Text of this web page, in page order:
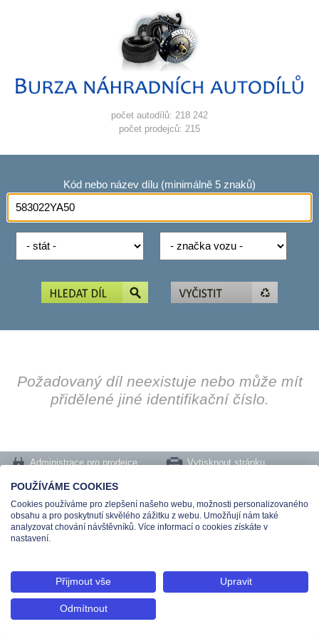
počet autodílů: 218 242
počet prodejců: 215
Kód nebo název dílu (minimálně 5 znaků)
Požadovaný díl neexistuje nebo může mít
přidělené jiné identifikační číslo.
Administrace pro prodejce
Vytisknout stránku
Nastavení cookies
Tel.: +420 491 519 500 | E-mail: helpdesk@teas.cz | Provozovna: tř. T.Bati 299,
763 02 Zlín
© 2026 Teas spol. s r. o., Platnéřská 88/9, 110 00 Praha 1 - Staré Město, IČO:
48906565, DIČ: CZ699008048, Zapsána v OR vedeném u Městského soudu v
POUŽÍVÁME COOKIES
Cookies používáme pro zlepšení našeho webu, možnosti personalizovaného
obsahu a pro poskytnutí skvělého zážitku z webu. Umožňují nám také
analyzovat chování návštěvníků. Více informací o cookies získáte v
nastavení.
Přijmout vše Upravit
Odmítnout